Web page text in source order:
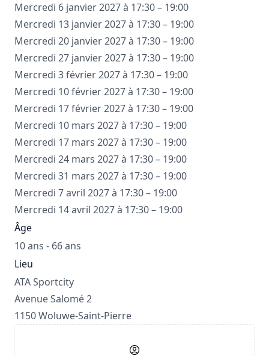
Mercredi 6 janvier 2027 à 17:30 – 19:00
Mercredi 13 janvier 2027 à 17:30 – 19:00
Mercredi 20 janvier 2027 à 17:30 – 19:00
Mercredi 27 janvier 2027 à 17:30 – 19:00
Mercredi 3 février 2027 à 17:30 – 19:00
Mercredi 10 février 2027 à 17:30 – 19:00
Mercredi 17 février 2027 à 17:30 – 19:00
Mercredi 10 mars 2027 à 17:30 – 19:00
Mercredi 17 mars 2027 à 17:30 – 19:00
Mercredi 24 mars 2027 à 17:30 – 19:00
Mercredi 31 mars 2027 à 17:30 – 19:00
Mercredi 7 avril 2027 à 17:30 – 19:00
Mercredi 14 avril 2027 à 17:30 – 19:00
Âge
10 ans - 66 ans
Lieu
ATA Sportcity
Avenue Salomé 2
1150 Woluwe-Saint-Pierre